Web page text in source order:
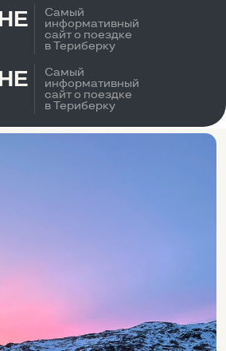
о поездке
в Териберку
сайт о поездке